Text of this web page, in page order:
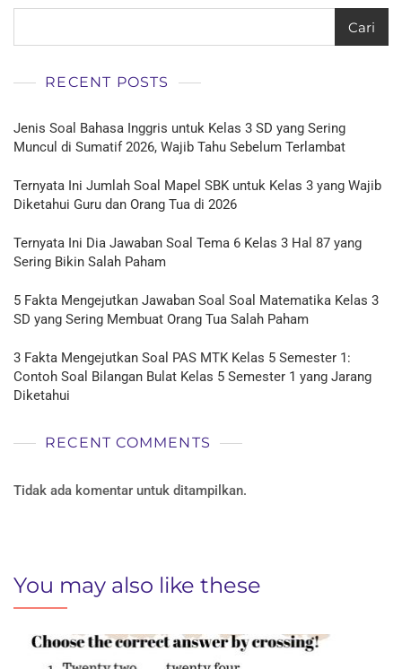
Cari
RECENT POSTS
Jenis Soal Bahasa Inggris untuk Kelas 3 SD yang Sering
Muncul di Sumatif 2026, Wajib Tahu Sebelum Terlambat
Ternyata Ini Jumlah Soal Mapel SBK untuk Kelas 3 yang Wajib
Diketahui Guru dan Orang Tua di 2026
Ternyata Ini Dia Jawaban Soal Tema 6 Kelas 3 Hal 87 yang
Sering Bikin Salah Paham
5 Fakta Mengejutkan Jawaban Soal Soal Matematika Kelas 3
SD yang Sering Membuat Orang Tua Salah Paham
3 Fakta Mengejutkan Soal PAS MTK Kelas 5 Semester 1:
Contoh Soal Bilangan Bulat Kelas 5 Semester 1 yang Jarang
Diketahui
RECENT COMMENTS
Tidak ada komentar untuk ditampilkan.
You may also like these